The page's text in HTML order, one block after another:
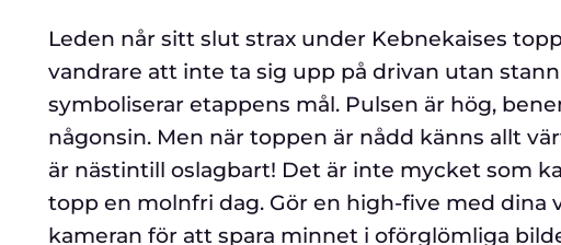
Leden når sitt slut strax under Kebnekaises
vandrare att inte ta sig upp på drivan utan
symboliserar etappens mål. Pulsen är hög,
någonsin. Men när toppen är nådd känns allt
är nästintill oslagbart! Det är inte mycket som
topp en molnfri dag. Gör en high-five med
kameran för att spara minnet i oförglömliga